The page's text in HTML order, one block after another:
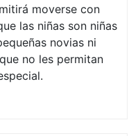
moverse con
las niñas son niñas
novias ni
no les permitan